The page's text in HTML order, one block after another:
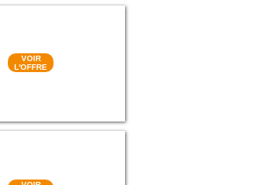
VOIR
L'OFFRE